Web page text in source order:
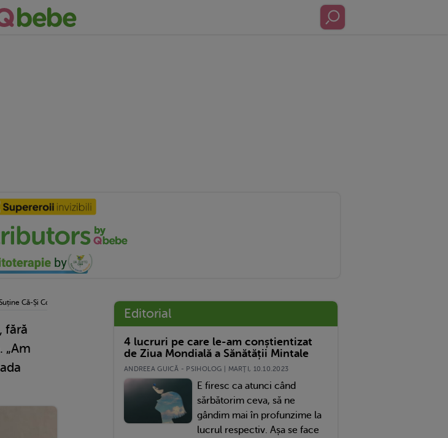
Că-Și Consumă Placenta. „Am Consumat Placenta În Smoothie În Perioada Lăuziei"
fără
„Am
Editorial
4 lucruri pe care le-am conștientizat
de Ziua Mondială a Sănătății Mintale
ANDREEA GUICĂ - PSIHOLOG | MARŢI, 10.10.2023
E firesc ca atunci când
sărbătorim ceva, să ne
gândim mai în profunzime la
lucrul respectiv. Așa se face